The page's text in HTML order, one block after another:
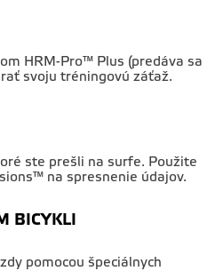
HRM-Pro™ Plus (predáva sa
svoju tréningovú záťaž.
ste prešli na surfe. Použite
na spresnenie údajov.
BICYKLI
pomocou špeciálnych